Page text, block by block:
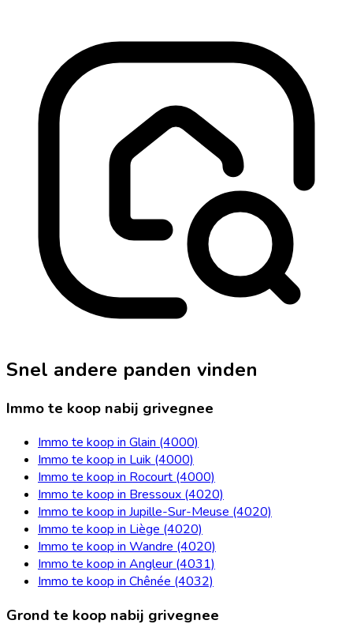
Snel andere panden vinden
Immo te koop nabij grivegnee
Immo te koop in Glain (4000)
Immo te koop in Luik (4000)
Immo te koop in Rocourt (4000)
Immo te koop in Bressoux (4020)
Immo te koop in Jupille-Sur-Meuse (4020)
Immo te koop in Liège (4020)
Immo te koop in Wandre (4020)
Immo te koop in Angleur (4031)
Immo te koop in Chênée (4032)
Grond te koop nabij grivegnee